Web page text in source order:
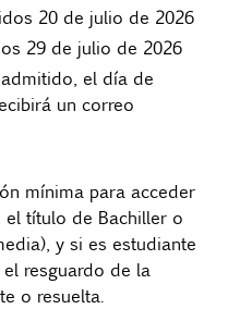
20 de julio de 2026
29 de julio de 2026
el día de
un correo
mínima para acceder
el título de Bachiller o
y si es estudiante
resguardo de la
o resuelta.